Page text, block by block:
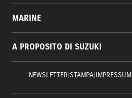
MARINE
A PROPOSITO DI SUZUKI
NEWSLETTER| STAMPA| IMPRESSUM|